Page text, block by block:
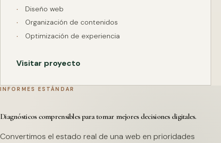
Diseño web
Organización de contenidos
Optimización de experiencia
Visitar proyecto
INFORMES ESTÁNDAR
Diagnósticos comprensibles para tomar mejores decisiones digitales.
Convertimos el estado real de una web en prioridades